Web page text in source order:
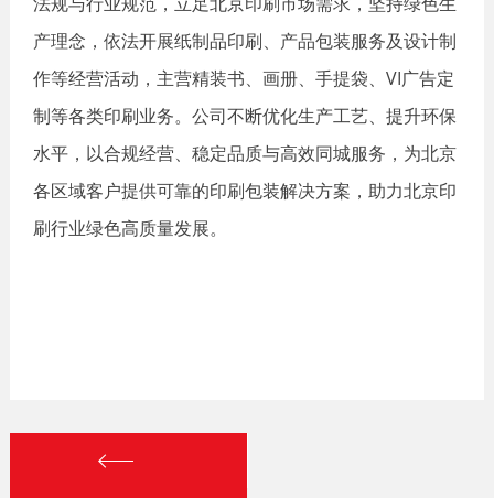
产理念，依法开展纸制品印刷、产品包装服务及设计制
作等经营活动，主营精装书、画册、手提袋、VI广告定
制等各类印刷业务。公司不断优化生产工艺、提升环保
水平，以合规经营、稳定品质与高效同城服务，为北京
各区域客户提供可靠的印刷包装解决方案，助力北京印
刷行业绿色高质量发展。